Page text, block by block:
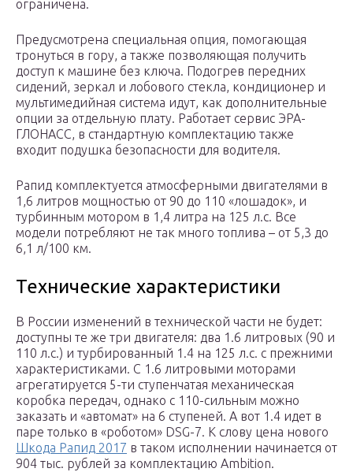
ограничена.
Предусмотрена специальная опция, помогающая
тронуться в гору, а также позволяющая получить
доступ к машине без ключа. Подогрев передних
сидений, зеркал и лобового стекла, кондиционер и
мультимедийная система идут, как дополнительные
опции за отдельную плату. Работает сервис ЭРА-
ГЛОНАСС, в стандартную комплектацию также
входит подушка безопасности для водителя.
Рапид комплектуется атмосферными двигателями в
1,6 литров мощностью от 90 до 110 «лошадок», и
турбинным мотором в 1,4 литра на 125 л.с. Все
модели потребляют не так много топлива – от 5,3 до
6,1 л/100 км.
Технические характеристики
В России изменений в технической части не будет:
доступны те же три двигателя: два 1.6 литровых (90 и
110 л.с.) и турбированный 1.4 на 125 л.с. с прежними
характеристиками. С 1.6 литровыми моторами
агрегатируется 5-ти ступенчатая механическая
коробка передач, однако с 110-сильным можно
заказать и «автомат» на 6 ступеней. А вот 1.4 идет в
паре только в «роботом» DSG-7. К слову цена нового
Шкода Рапид 2017 в таком исполнении начинается от
904 тыс. рублей за комплектацию Ambition.